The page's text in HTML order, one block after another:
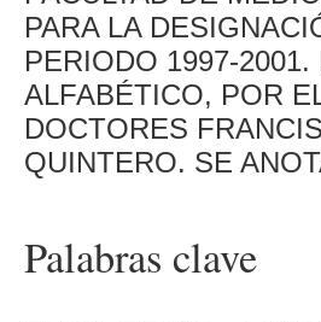
PARA LA
PERIODO 1997-
ALFABÉTICO, POR
DOCTORES
QUINTERO. SE
Palabras clave